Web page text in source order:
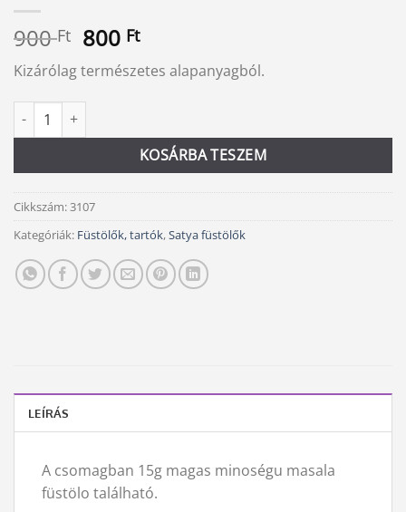
900Ft Original
price
was:
900 Ft.
800 FtCurrent
price
is:
Kizárólag természetes alapanyagból.
Sandalwood füstölő mennyiség
KOSÁRBA TESZEM
Alternative:
Cikkszám:3107
Kategóriák: Füstölők, tartók,Satya füstölők
LEÍRÁS
A csomagban 15g magas minoségu masala
füstölo található.